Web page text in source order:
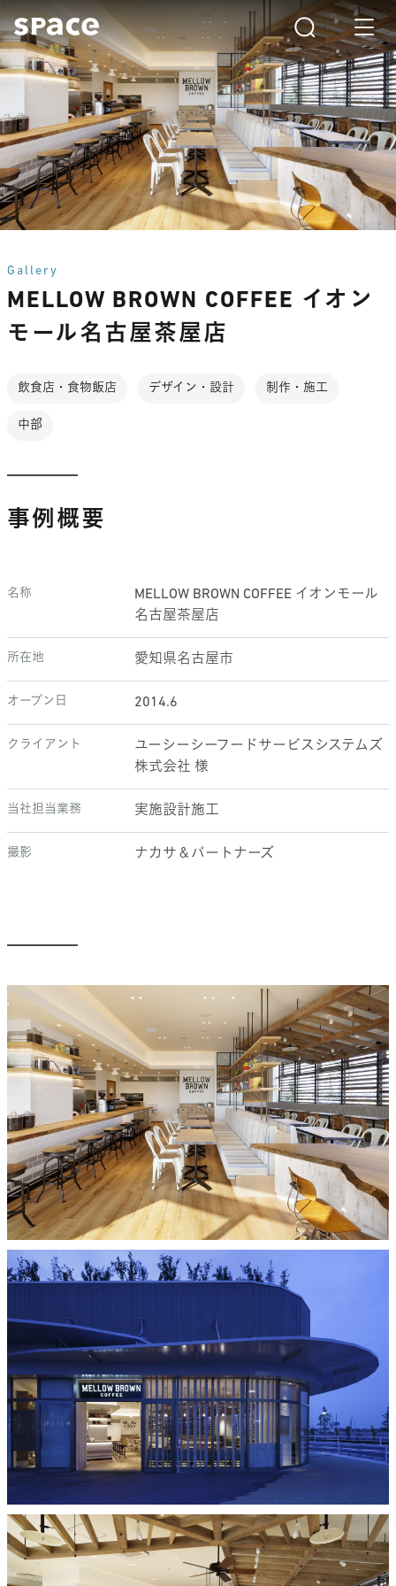
Gallery
MELLOW BROWN COFFEE イオン
モール名古屋茶屋店
飲食店・食物飯店 デザイン・設計 制作・施工
中部
事例概要
名称
MELLOW BROWN COFFEE イオンモール
名古屋茶屋店
所在地 愛知県名古屋市
オープン日 2014.6
クライアント
ユーシーシーフードサービスシステムズ
株式会社 様
当社担当業務 実施設計施工
撮影 ナカサ＆パートナーズ